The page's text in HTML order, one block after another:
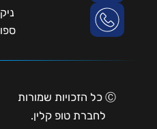
Ⓒ כל הזכויות שמורות
לחברת טופ קלין.